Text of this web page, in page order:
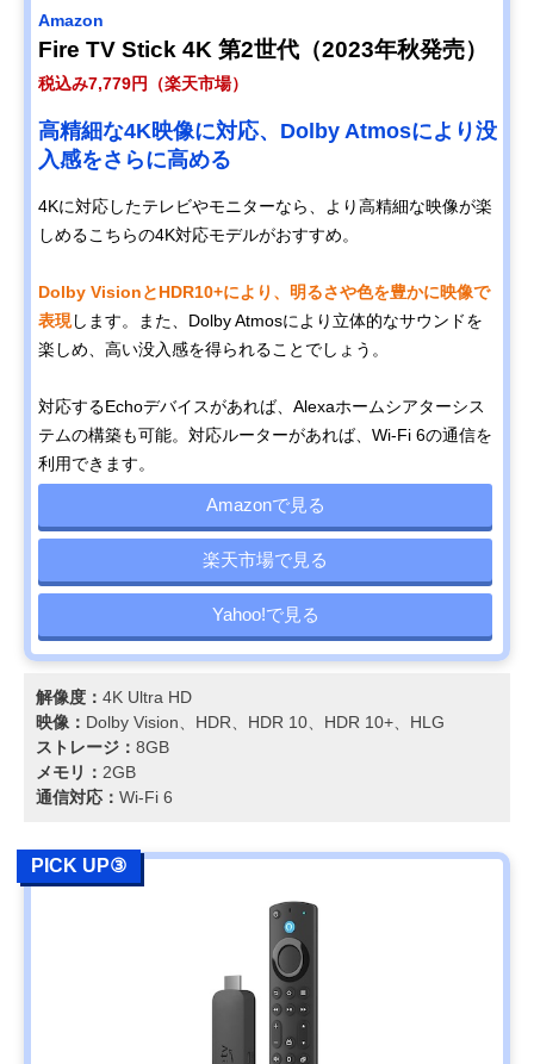
Amazon
Fire TV Stick 4K 第2世代（2023年秋発売）
税込み7,779円（楽天市場）
高精細な4K映像に対応、Dolby Atmosにより没
入感をさらに高める
4Kに対応したテレビやモニターなら、より高精細な映像が楽
しめるこちらの4K対応モデルがおすすめ。
Dolby VisionとHDR10+により、明るさや色を豊かに映像で
表現します。また、Dolby Atmosにより立体的なサウンドを
楽しめ、高い没入感を得られることでしょう。
対応するEchoデバイスがあれば、Alexaホームシアターシス
テムの構築も可能。対応ルーターがあれば、Wi-Fi 6の通信を
利用できます。
Amazonで見る
楽天市場で見る
Yahoo!で見る
解像度： 4K Ultra HD
映像： Dolby Vision、HDR、HDR 10、HDR 10+、HLG
ストレージ： 8GB
メモリ： 2GB
通信対応： Wi-Fi 6
PICK UP③